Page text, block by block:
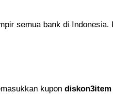
semua bank di
kupon diskon3item